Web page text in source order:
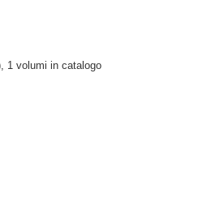
1 volumi in catalogo